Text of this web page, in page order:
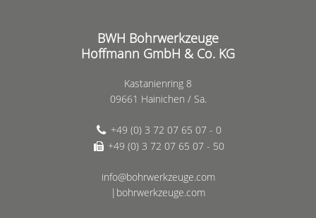
BWH Bohrwerkzeuge
Hoffmann GmbH & Co. KG
Kastanienring 8
09661 Hainichen / Sa.
+49 (0) 3 72 07 65 07 - 0
+49 (0) 3 72 07 65 07 - 50
info@bohrwerkzeuge.com
|bohrwerkzeuge.com